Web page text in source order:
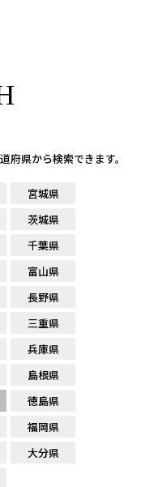
府県から検索できます。
宮城県
茨城県
千葉県
富山県
長野県
三重県
兵庫県
島根県
徳島県
福岡県
大分県